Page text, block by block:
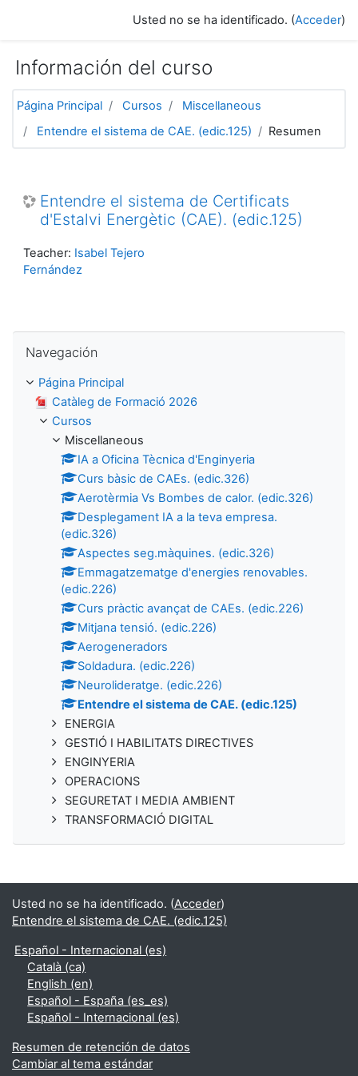
Usted no se ha identificado. (Acceder)
Información del curso
Página Principal Cursos
Miscellaneous
Entendre el sistema de CAE. (edic.125)
Resumen
Entendre el sistema de Certificats
d'Estalvi Energètic (CAE). (edic.125)
Teacher: Isabel Tejero
Fernández
Navegación
Página Principal
Catàleg de Formació 2026
Cursos
Miscellaneous
IA a Oficina Tècnica d'Enginyeria
Curs bàsic de CAEs. (edic.326)
Aerotèrmia Vs Bombes de calor. (edic.326)
Desplegament IA a la teva empresa.
(edic.326)
Aspectes seg.màquines. (edic.326)
Emmagatzematge d'energies renovables.
(edic.226)
Curs pràctic avançat de CAEs. (edic.226)
Mitjana tensió. (edic.226)
Aerogeneradors
Soldadura. (edic.226)
Neurolideratge. (edic.226)
Entendre el sistema de CAE. (edic.125)
ENERGIA
GESTIÓ I HABILITATS DIRECTIVES
ENGINYERIA
OPERACIONS
SEGURETAT I MEDIA AMBIENT
TRANSFORMACIÓ DIGITAL
Usted no se ha identificado. (Acceder)
Entendre el sistema de CAE. (edic.125)
Español - Internacional ‎(es)‎
Català ‎(ca)‎
English ‎(en)‎
Español - España ‎(es_es)‎
Español - Internacional ‎(es)‎
Resumen de retención de datos
Cambiar al tema estándar